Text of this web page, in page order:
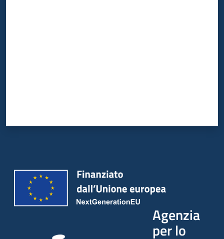
Agenzia
per lo